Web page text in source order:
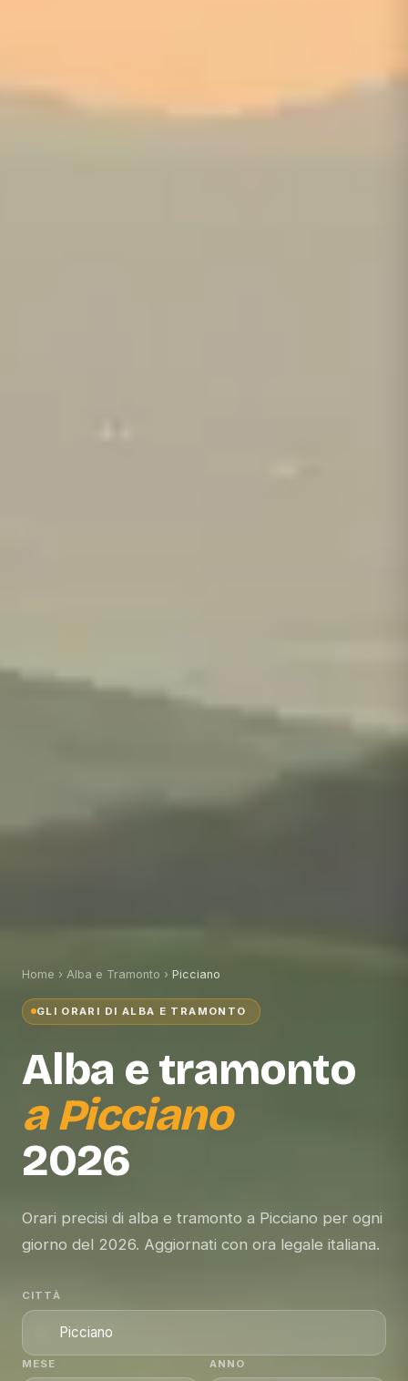
Home › Alba e Tramonto › Picciano
GLI ORARI DI ALBA E TRAMONTO
Alba e tramonto
aPicciano
2026
Orari precisi di alba e tramonto a Picciano per ogni
giorno del 2026. Aggiornati con ora legale italiana.
CITTÀ
MESE ANNO